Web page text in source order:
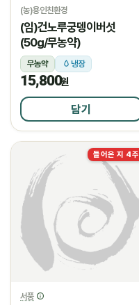
(농)용인친환경
(임)건노루궁뎅이버섯
(50g/무농약)
무농약 냉장
15,800원
담기
들어온 지 4주
서풍